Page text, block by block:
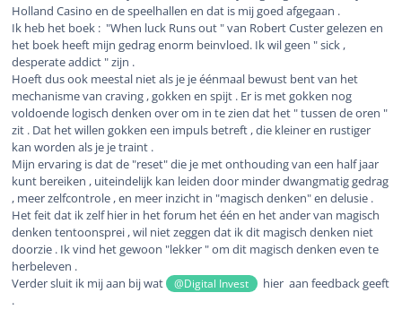
Holland Casino en de speelhallen en dat is mij goed afgegaan .
Ik heb het boek : "When luck Runs out " van Robert Custer gelezen en
het boek heeft mijn gedrag enorm beinvloed. Ik wil geen " sick ,
desperate addict " zijn .
Hoeft dus ook meestal niet als je je éénmaal bewust bent van het
mechanisme van craving , gokken en spijt . Er is met gokken nog
voldoende logisch denken over om in te zien dat het " tussen de oren "
zit . Dat het willen gokken een impuls betreft , die kleiner en rustiger
kan worden als je je traint .
Mijn ervaring is dat de "reset" die je met onthouding van een half jaar
kunt bereiken , uiteindelijk kan leiden door minder dwangmatig gedrag
, meer zelfcontrole , en meer inzicht in "magisch denken" en delusie .
Het feit dat ik zelf hier in het forum het één en het ander van magisch
denken tentoonsprei , wil niet zeggen dat ik dit magisch denken niet
doorzie . Ik vind het gewoon "lekker " om dit magisch denken even te
herbeleven .
Verder sluit ik mij aan bij wat
@Digital Invest
hier aan feedback geeft
.